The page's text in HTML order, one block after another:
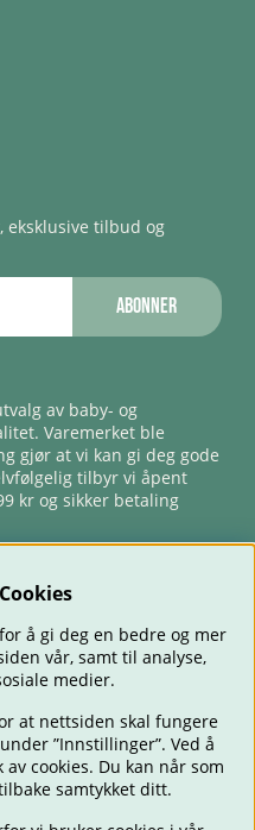
eksklusive tilbud og
Abonner
av baby- og
Varemerket ble
gjør at vi kan gi deg gode
tilbyr vi åpent
kr og sikker betaling
BABY SPISE & MATE
REISE
LEKER TILBUD
OUTLET
å gi deg en bedre og mer
vår, samt til analyse,
medier.
at nettsiden skal fungere
”Innstillinger”. Ved å
cookies. Du kan når som
samtykket ditt.